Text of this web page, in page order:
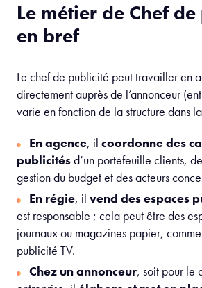
Le métier de Chef
en bref
Le chef de publicité peut travailler en
directement auprès de l’annonceur
varie en fonction de la structure dans
En agence, il coordonne des
publicitésd’un portefeuille clients,
gestion du budget et des acteurs
En régie, il vend des espaces
est responsable ; cela peut être des
journaux ou magazines papier,
publicité TV.
Chez un annonceur, soit pour le